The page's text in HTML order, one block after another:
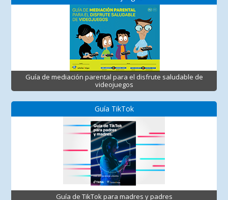
Guía de mediación parental para el disfrute saludable de
videojuegos
Guía TikTok
Guía de TikTok para madres y padres